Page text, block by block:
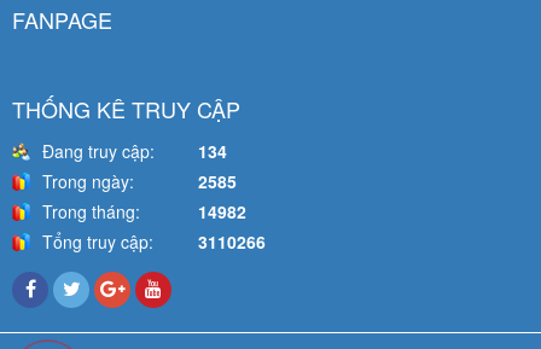
FANPAGE
THỐNG KÊ TRUY CẬP
Đang truy cập:
134
Trong ngày:
2585
Trong tháng:
14982
Tổng truy cập:
3110266